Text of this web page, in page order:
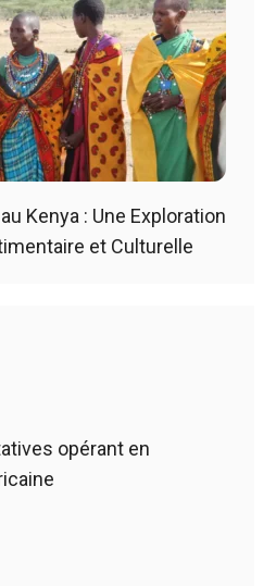
Kenya : Une Exploration
et Culturelle
opérant en